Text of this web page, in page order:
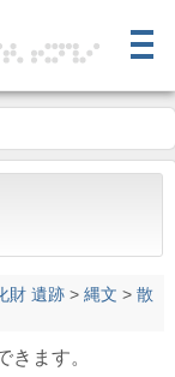
財 遺跡> 縄文 > 散
きます。